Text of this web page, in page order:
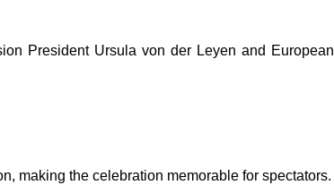
President Ursula von der Leyen and European
making the celebration memorable for spectators.